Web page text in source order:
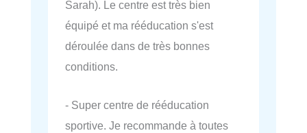
Sarah). Le centre est très bien
équipé et ma rééducation s'est
déroulée dans de très bonnes
conditions.
- Super centre de rééducation
sportive. Je recommande à toutes